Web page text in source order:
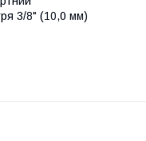
3/8" (10,0 мм)